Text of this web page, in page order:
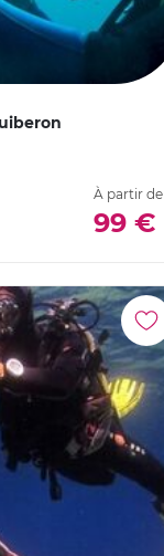
À partir de
99 €